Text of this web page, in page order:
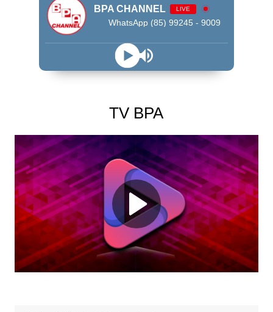
BPA CHANNEL LIVE
WhatsApp (85) 99245 - 9009
TV BPA